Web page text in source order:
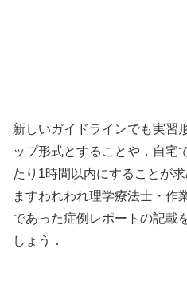
新しいガイドラインでも実習
ップ形式とすることや，自宅
たり1時間以内にすることが
ますわれわれ理学療法士・作
であった症例レポートの記載
しょう．